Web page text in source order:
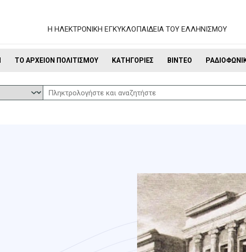
Η ΗΛΕΚΤΡΟΝΙΚΗ ΕΓΚΥΚΛΟΠΑΙΔΕΙΑ ΤΟΥ ΕΛΛΗΝΙΣΜΟΥ
ΤΟ ΑΡΧΕΊΟΝ ΠΟΛΙΤΙΣΜΟΎ ΚΑΤΗΓΟΡΊΕΣ ΒΊΝΤΕΟ